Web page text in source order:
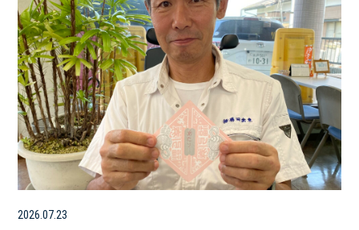
2026.07.23